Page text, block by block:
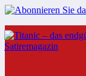
Zum
Inhalt
springen